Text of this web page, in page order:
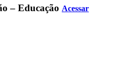
– Educação Acessar